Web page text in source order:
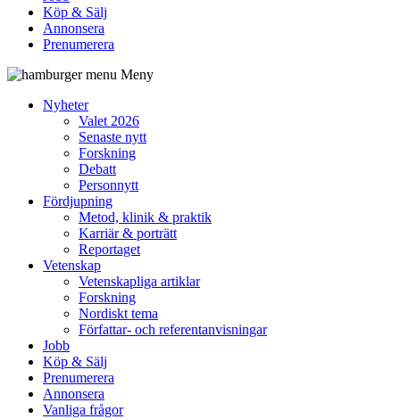
Köp & Sälj
Annonsera
Prenumerera
Meny
Nyheter
Valet 2026
Senaste nytt
Forskning
Debatt
Personnytt
Fördjupning
Metod, klinik & praktik
Karriär & porträtt
Reportaget
Vetenskap
Vetenskapliga artiklar
Forskning
Nordiskt tema
Författar- och referentanvisningar
Jobb
Köp & Sälj
Prenumerera
Annonsera
Vanliga frågor